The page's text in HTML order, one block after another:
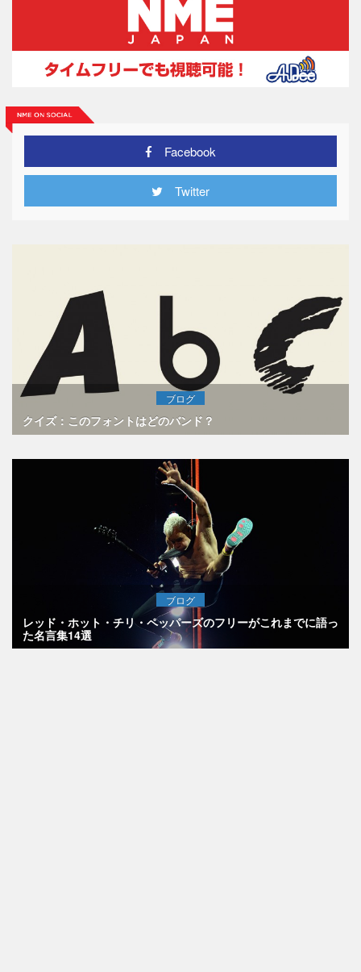
Facebook
Twitter
ブログ
クイズ：このフォントはどのバンド？
ブログ
レッド・ホット・チリ・ペッパーズのフリーがこれまでに語っ
た名言集14選